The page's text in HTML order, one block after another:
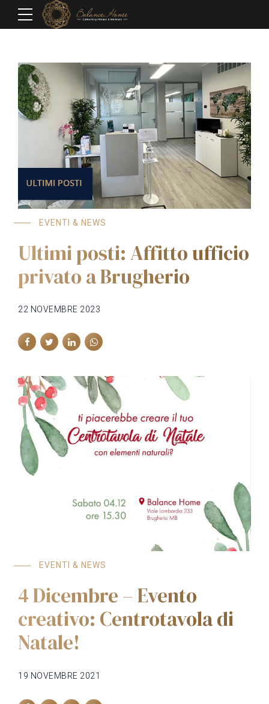
EVENTI & NEWS
Ultimi posti: Affitto ufficio
privato a Brugherio
22 NOVEMBRE 2023
EVENTI & NEWS
4 Dicembre – Evento
creativo: Centrotavola di
Natale!
19 NOVEMBRE 2021